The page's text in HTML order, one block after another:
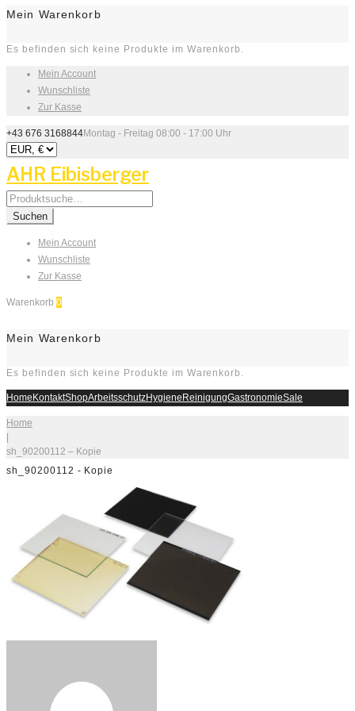
Mein Warenkorb
Es befinden sich keine Produkte im Warenkorb.
Mein Account
Wunschliste
Zur Kasse
+43 676 3168844Montag - Freitag 08:00 - 17:00 Uhr
AHR Eibisberger
Search
for:
Suchen
Mein Account
Wunschliste
Zur Kasse
Warenkorb 0
Mein Warenkorb
Es befinden sich keine Produkte im Warenkorb.
HomeKontaktShopArbeitsschutzHygieneReinigungGastronomieSale
Home
|
sh_90200112 – Kopie
sh_90200112 - Kopie